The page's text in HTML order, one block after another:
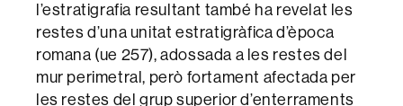
l’estratigrafia resultant també ha revelat les
restes d’una unitat estratigràfica d’època
romana (ue 257), adossada a les restes del
mur perimetral, però fortament afectada per
les restes del grup superior d’enterraments